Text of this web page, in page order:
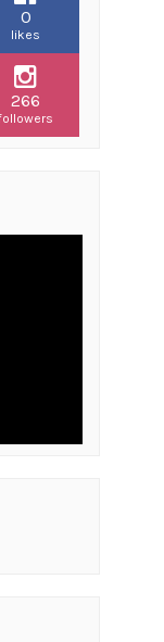
0
likes
266